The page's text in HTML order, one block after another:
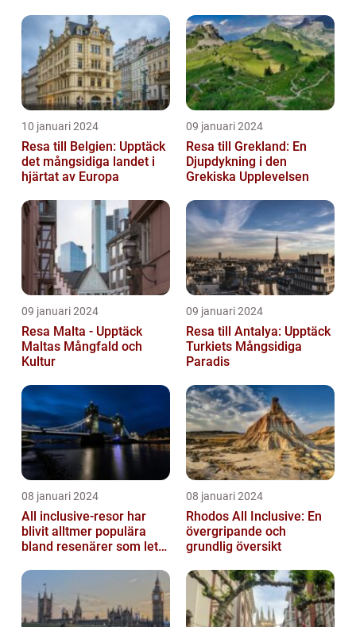
10 januari 2024
Resa till Belgien: Upptäck
det mångsidiga landet i
hjärtat av Europa
09 januari 2024
Resa till Grekland: En
Djupdykning i den
Grekiska Upplevelsen
09 januari 2024
Resa Malta - Upptäck
Maltas Mångfald och
Kultur
09 januari 2024
Resa till Antalya: Upptäck
Turkiets Mångsidiga
Paradis
08 januari 2024
All inclusive-resor har
blivit alltmer populära
bland resenärer som letar
omtä...
08 januari 2024
Rhodos All Inclusive: En
övergripande och
grundlig översikt